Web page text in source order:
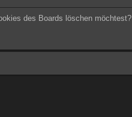
des Boards löschen möchtest?